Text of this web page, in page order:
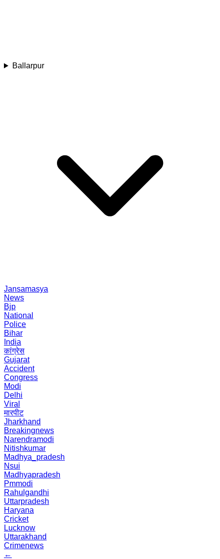
Ballarpur
Jansamasya
News
Bjp
National
Police
Bihar
India
कांग्रेस
Gujarat
Accident
Congress
Modi
Delhi
Viral
मारपीट
Jharkhand
Breakingnews
Narendramodi
Nitishkumar
Madhya_pradesh
Nsui
Madhyapradesh
Pmmodi
Rahulgandhi
Uttarpradesh
Haryana
Cricket
Lucknow
Uttarakhand
Crimenews
←